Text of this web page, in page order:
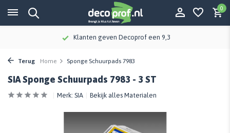
0
Klanten geven Decoprof een 9,3
Terug Home Sponge Schuurpads 7983
SIA Sponge Schuurpads 7983 - 3 ST
Merk: SIA Bekijk alles Materialen